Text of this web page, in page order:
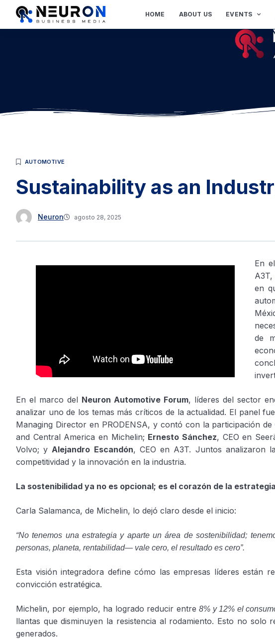
HOME ABOUT US EVENTS
AUTOMOTIVE
Sustainability as an
Neuron agosto 28, 2025
En el
en
de
En el marco del Neuron Automotive Forum, líderes del sector
analizar uno de los temas más críticos de la actualidad. El panel
Managing Director en PRODENSA, y contó con la participación de
and Central America en Michelin; Ernesto Sánchez, CEO en
Volvo; yAlejandro Escandón, CEO en A3T. Juntos analizaron
competitividad y la innovación en la industria.
La sostenibilidad ya no es opcional; es el corazón de la estrategia
Carla Salamanca, de Michelin, lo dejó claro desde el inicio:
“No tenemos una estrategia y aparte un área de sostenibilidad;
personas, planeta, rentabilidad— vale cero, el resultado es cero”.
Esta visión integradora define cómo las empresas líderes están
convicción estratégica.
Michelin, por ejemplo, ha logrado reducir entre8% y 12% el
llantas que disminuyen la resistencia al rodamiento. Esto no
generados.